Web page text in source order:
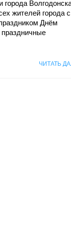
города
жителей города с
Днём
ЧИТАТЬ